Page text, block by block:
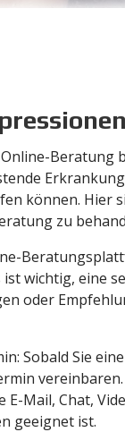
Beratung
können. Hier
zu
wichtig, eine
oder
Sobald Sie
Mail, Chat,
geeignet ist.